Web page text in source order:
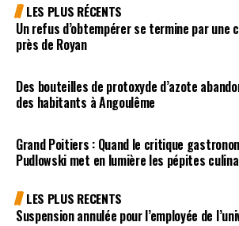
LES PLUS RÉCENTS
Un refus d’obtempérer se termine par une
près de Royan
Des bouteilles de protoxyde d’azote
des habitants à Angoulême
Grand Poitiers : Quand le critique
Pudlowski met en lumière les pépites
LES PLUS RECENTS
Suspension annulée pour l’employée de